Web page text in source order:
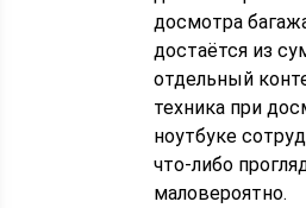
досмотра
достаётся из
отдельный
техника при
ноутбуке
что-либо
маловероятно.